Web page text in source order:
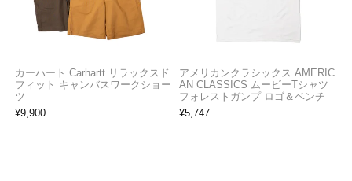
カーハート Carhartt リラックスド
フィット キャンバスワークショー
ツ
¥9,900
アメリカンクラシックス AMERIC
AN CLASSICS ムービーTシャツ
フォレストガンプ ロゴ＆ベンチ
¥5,747